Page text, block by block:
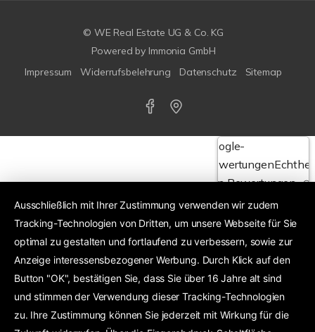
© WE Real Estate UG & Co. KG
Powered by Immonia GmbH
Impressum
Widerrufsbelehrung Datenschutz Sitemap
Google-
Bewertungen
von Bewertungen
4,6
Exzellent
24 Google-Bewertungen
Ausschließlich mit Ihrer Zustimmung verwenden wir zudem
Tracking-Technologien von Dritten, um unsere Webseite für Sie
optimal zu gestalten und fortlaufend zu verbessern, sowie zur
Anzeige interessensbezogener Werbung. Durch Klick auf den
Button "OK", bestätigen Sie, dass Sie über 16 Jahre alt sind
und stimmen der Verwendung dieser Tracking-Technologien
zu. Ihre Zustimmung können Sie jederzeit mit Wirkung für die